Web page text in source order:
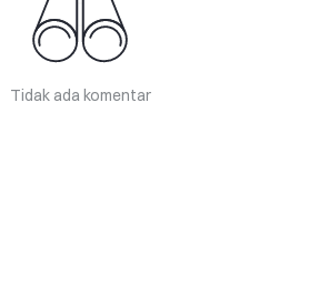
Tidak ada komentar